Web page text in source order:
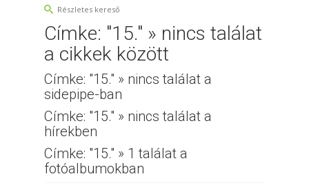
Részletes kereső
Címke: "15." » nincs találat
a cikkek között
Címke: "15." » nincs találat a
sidepipe-ban
Címke: "15." » nincs találat a
hírekben
Címke: "15." » 1 találat a
fotóalbumokban